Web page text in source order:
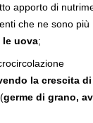
apporto di
che ne sono
le uova;
la crescita
germe di grano,